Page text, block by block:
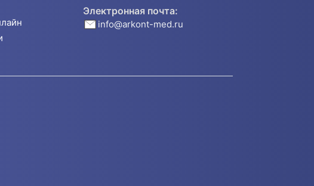
Электронная почта:
info@arkont-med.ru